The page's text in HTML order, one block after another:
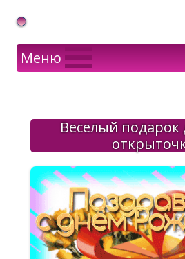
Gif Открытки в подарок
Меню
Веселый подарок